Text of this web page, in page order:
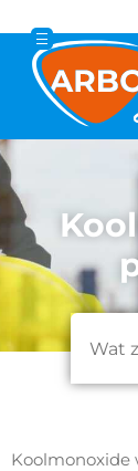
Koolmonoxide